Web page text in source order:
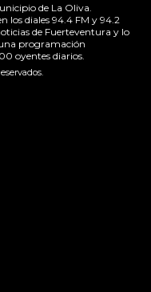
de La Oliva.
los diales 94.4 FM y 94.2
de Fuerteventura y lo
programación
oyentes diarios.